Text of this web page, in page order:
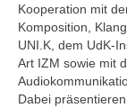
Kooperation mit
Komposition,
UNI.K, dem UdK-
Art IZM sowie mit
Dabei